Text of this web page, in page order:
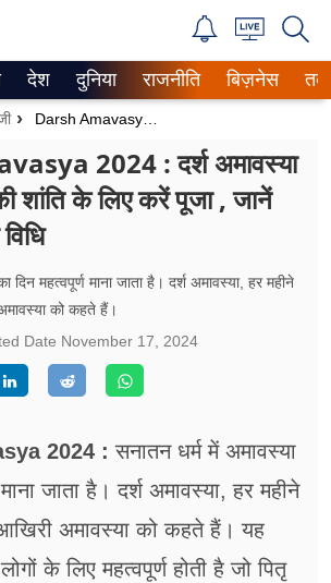
News
देश दुनिया राजनीति बिज़नेस
2024 : दर्श अमावस्या
शांति के लिए करें पूजा , जानें
दिन महत्वपूर्ण माना जाता है। दर्श अमावस्या, हर महीने
को कहते हैं।
Date November 17, 2024
2024 : सनातन धर्म में अमावस्या
जाता है। दर्श अमावस्या, हर महीने
अमावस्या को कहते हैं। यह
के लिए महत्वपूर्ण होती है जो पितृ